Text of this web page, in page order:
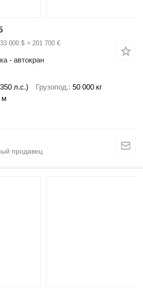
000 $ ≈ 201 700 €
- автокран
л.с.) Грузопод. 50 000 кг
м